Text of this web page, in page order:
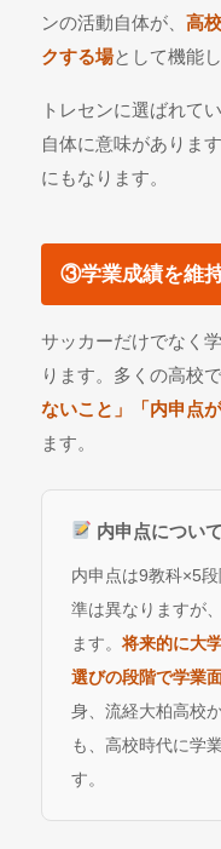
ンの活動自体が、高
クする場として機能
トレセンに選ばれて
自体に意味がありま
にもなります。
③学業成績を維
サッカーだけでなく
ります。多くの高校
ないこと」「内申点
ます。
内申点について
内申点は9教科×5
準は異なりますが
ます。将来的に大
選びの段階で学業
身、流経大柏高校
も、高校時代に学
す。